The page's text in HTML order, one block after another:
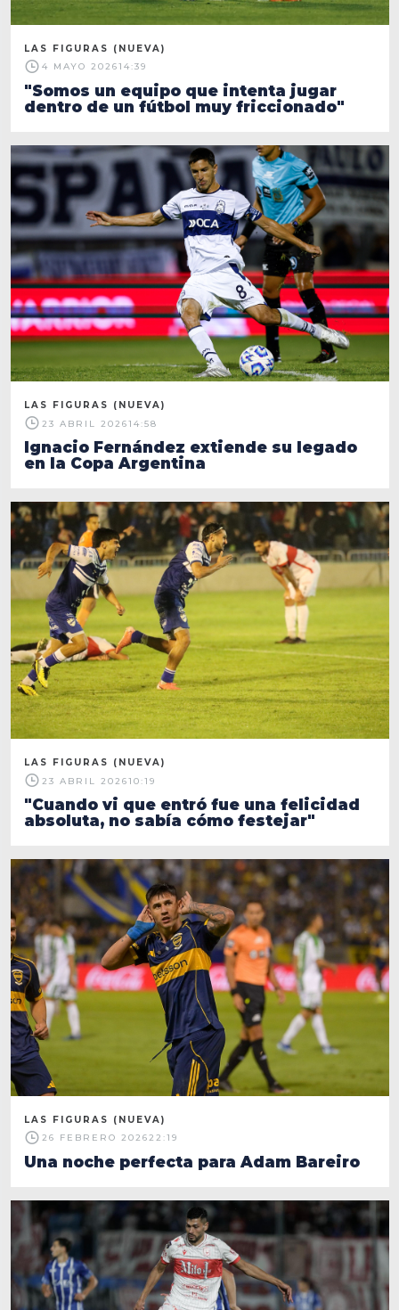
LAS FIGURAS (NUEVA)
4 MAYO 202614:39
"Somos un equipo que intenta jugar
dentro de un fútbol muy friccionado"
LAS FIGURAS (NUEVA)
23 ABRIL 202614:58
Ignacio Fernández extiende su legado
en la Copa Argentina
LAS FIGURAS (NUEVA)
23 ABRIL 202610:19
"Cuando vi que entró fue una felicidad
absoluta, no sabía cómo festejar"
LAS FIGURAS (NUEVA)
26 FEBRERO 202622:19
Una noche perfecta para Adam Bareiro